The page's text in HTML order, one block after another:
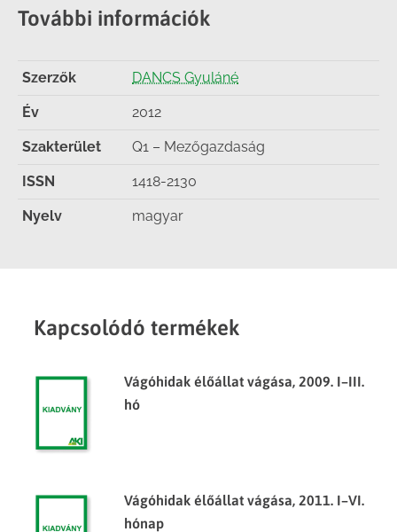
Facebook
X
LinkedInWhatsApp
További információk
Szerzők DANCS Gyuláné
Év 2012
Szakterület Q1 – Mezőgazdaság
ISSN 1418-2130
Nyelv magyar
Kapcsolódó termékek
Vágóhidak élőállat vágása, 2009. I–III.
hó
Vágóhidak élőállat vágása, 2011. I–VI.
hónap